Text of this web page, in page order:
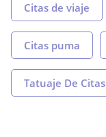
Citas de viaje
Citas puma
Tatuaje De Citas